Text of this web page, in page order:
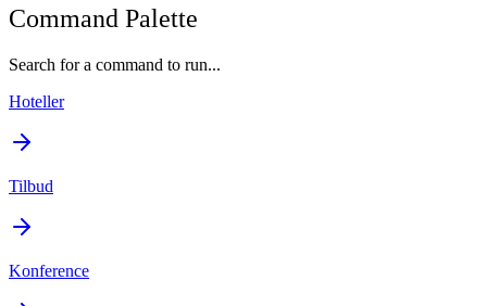
Command Palette
Search for a command to run...
Hoteller
Tilbud
Konference